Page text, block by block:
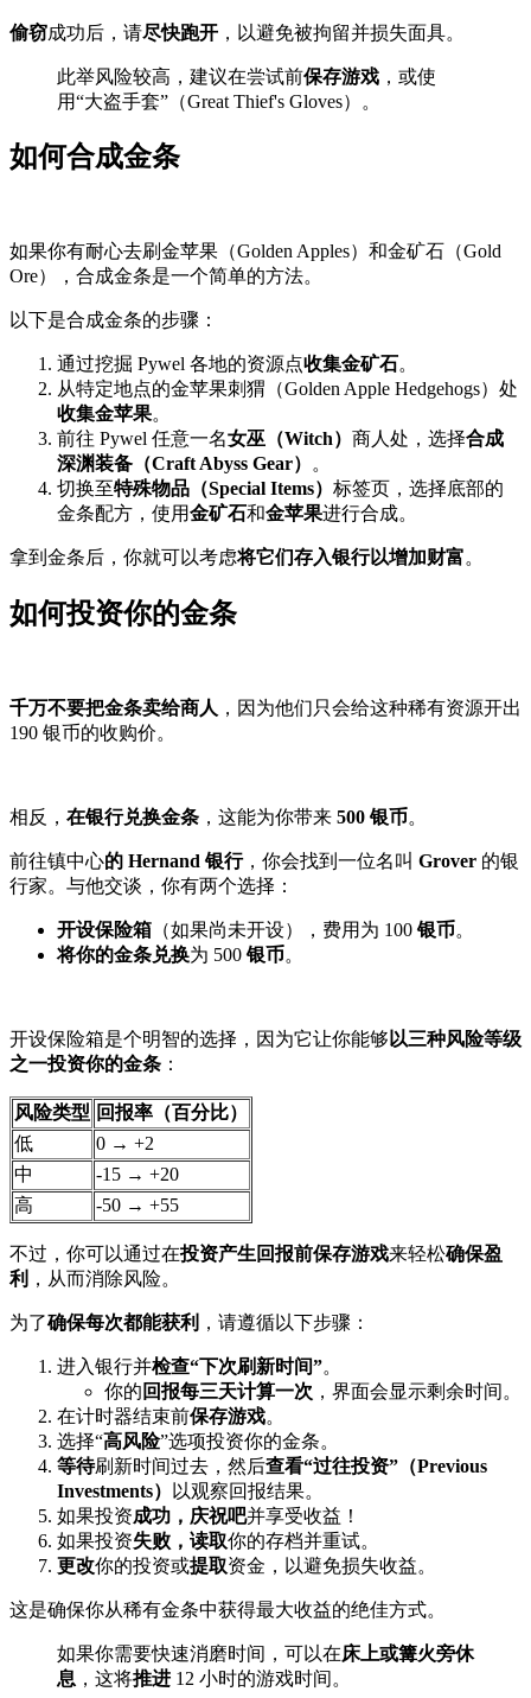
偷窃成功后，请尽快跑开 ，以避免被拘留并损失面具。
此举风险较高，建议在尝试前保存游戏 ，或使
用“大盗手套”（Great Thief's Gloves）。
如何合成金条
如果你有耐心去刷金苹果（Golden Apples）和金矿石（Gold
Ore），合成金条是一个简单的方法。
以下是合成金条的步骤：
通过挖掘 Pywel 各地的资源点收集金矿石。
从特定地点的金苹果刺猬（Golden Apple Hedgehogs）处
收集金苹果。
前往 Pywel 任意一名女巫（Witch） 商人处，选择合成
深渊装备（Craft Abyss Gear）
。
切换至特殊物品（Special Items） 标签页，选择底部的
金条配方，使用金矿石和金苹果进行合成。
拿到金条后，你就可以考虑将它们存入银行以增加财富。
如何投资你的金条
千万不要把金条卖给商人 ，因为他们只会给这种稀有资源开出
190 银币的收购价。
相反， 在银行兑换金条 ，这能为你带来 500 银币。
前往镇中心的 Hernand 银行，你会找到一位名叫 Grover 的银
行家。与他交谈，你有两个选择：
开设保险箱 （如果尚未开设），费用为 100银币。
将你的金条兑换为 500银币。
开设保险箱是个明智的选择，因为它让你能够 以三种风险等级
之一投资你的金条 ：
风险类型 回报率（百分比）
低
0 → +2
中
-15 → +20
高
-50 → +55
不过，你可以通过在投资产生回报前保存游戏来轻松确保盈
利 ，从而消除风险。
为了确保每次都能获利 ，请遵循以下步骤：
进入银行并检查“下次刷新时间”。
你的 回报每三天计算一次 ，界面会显示剩余时间。
在计时器结束前保存游戏。
选择“高风险”选项投资你的金条。
等待刷新时间过去，然后查看“过往投资”（Previous
Investments）
以观察回报结果。
如果投资成功，庆祝吧并享受收益！
如果投资失败，读取你的存档并重试。
更改你的投资或提取资金，以避免损失收益。
这是确保你从稀有金条中获得最大收益的绝佳方式。
如果你需要快速消磨时间，可以在床上或篝火旁休
息 ，这将推进 12 小时的游戏时间。